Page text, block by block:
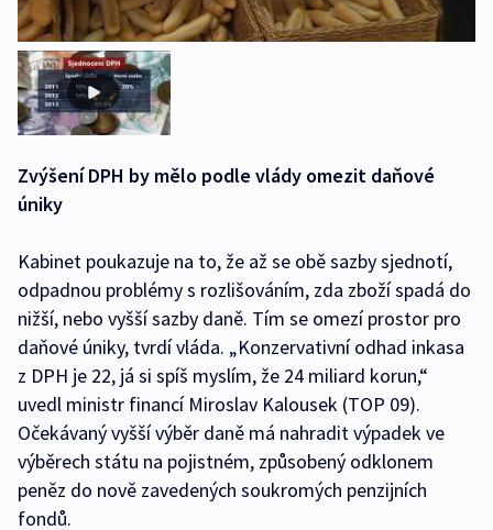
Zvýšení DPH by mělo podle vlády omezit daňové
úniky
Kabinet poukazuje na to, že až se obě sazby sjednotí,
odpadnou problémy s rozlišováním, zda zboží spadá do
nižší, nebo vyšší sazby daně. Tím se omezí prostor pro
daňové úniky, tvrdí vláda. „Konzervativní odhad inkasa
z DPH je 22, já si spíš myslím, že 24 miliard korun,“
uvedl ministr financí Miroslav Kalousek (TOP 09).
Očekávaný vyšší výběr daně má nahradit výpadek ve
výběrech státu na pojistném, způsobený odklonem
peněz do nově zavedených soukromých penzijních
fondů.